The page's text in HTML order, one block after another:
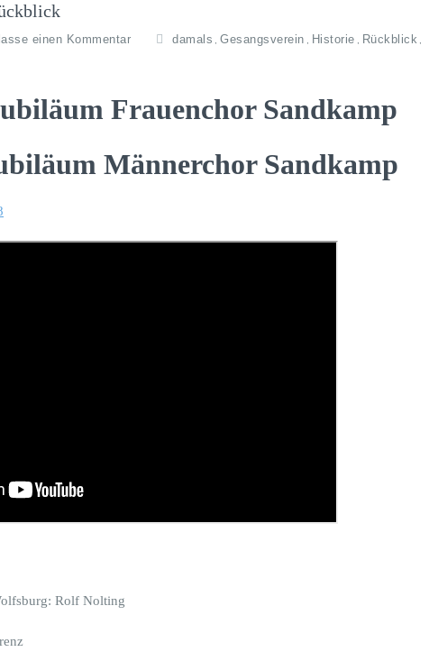
einen Kommentar damals Gesangsverein Historie Rückblick
Frauenchor Sandkamp
Männerchor Sandkamp
Rolf Nolting